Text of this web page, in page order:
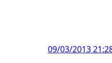
09/03/2013